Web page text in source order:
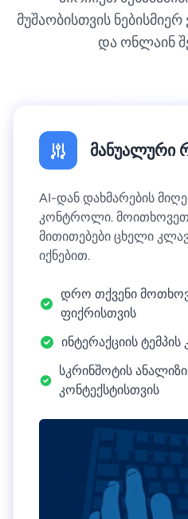
მუშაობისთვის
და ონლაინ
მანუალური
AI-დან დახმარების
კონტროლი. მოითხოვეთ
მითითებები ცხელი
იქნებით.
დრო თქვენი
ფიქრისთვის
ინტერაქციის
სკრინშოტის
კონტექსტისთვის